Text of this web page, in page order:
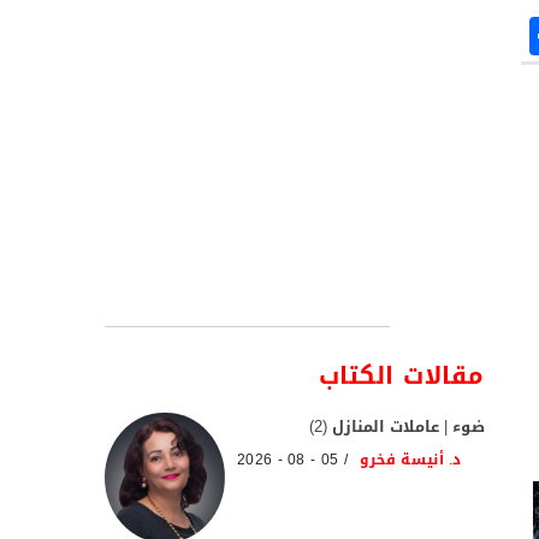
مقالات الكتاب
ضوء | عاملات المنازل (2)
د. أنيسة فخرو 05 - 08 - 2026